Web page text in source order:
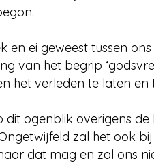
en ei geweest tussen
van het begrip
het verleden te laten en
dit ogenblik overigens
zal het ook
dat mag en zal ons